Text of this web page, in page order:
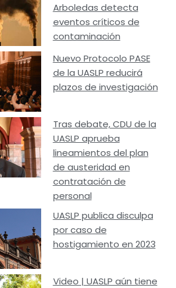
Arboledas detecta
eventos críticos de
contaminación
Nuevo Protocolo PASE
de la UASLP reducirá
plazos de investigación
Tras debate, CDU de la
UASLP aprueba
lineamientos del plan
de austeridad en
contratación de
personal
UASLP publica disculpa
por caso de
hostigamiento en 2023
Video | UASLP aún tiene